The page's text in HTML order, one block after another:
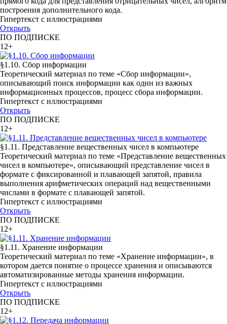
построения дополнительного кода.
Гипертекст с иллюстрациями
Открыть
ПО ПОДПИСКЕ
12+
§1.10. Сбор информации
Теоретический материал по теме «Сбор информации»,
описывающий поиск информации как один из важных
информационных процессов, процесс сбора информации.
Гипертекст с иллюстрациями
Открыть
ПО ПОДПИСКЕ
12+
§1.11. Представление вещественных чисел в компьютере
Теоретический материал по теме «Представление вещественных
чисел в компьютере», описывающий представление чисел в
формате с фиксированной и плавающей запятой, правила
выполнения арифметических операций над вещественными
числами в формате с плавающей запятой.
Гипертекст с иллюстрациями
Открыть
ПО ПОДПИСКЕ
12+
§1.11. Хранение информации
Теоретический материал по теме «Хранение информации», в
котором дается понятие о процессе хранения и описываются
автоматизированные методы хранения информации.
Гипертекст с иллюстрациями
Открыть
ПО ПОДПИСКЕ
12+